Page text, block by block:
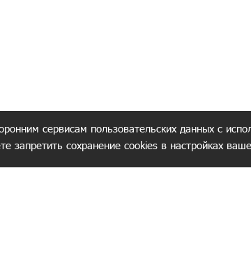
сервисам пользовательских данных с
запретить сохранение cookies в настройках